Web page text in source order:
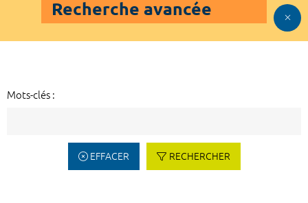
Recherche avancée
Mots-clés :
EFFACER RECHERCHER